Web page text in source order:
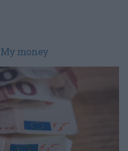
My money